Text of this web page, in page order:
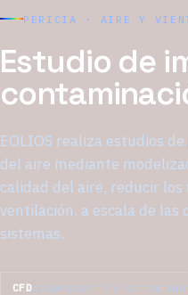
PERICIA · AIRE Y
Estudio de
EOLIOS realiza estudios
del aire mediante
calidad del aire, reducir
ventilación, a escala de las
sistemas.
CFDdispersión de